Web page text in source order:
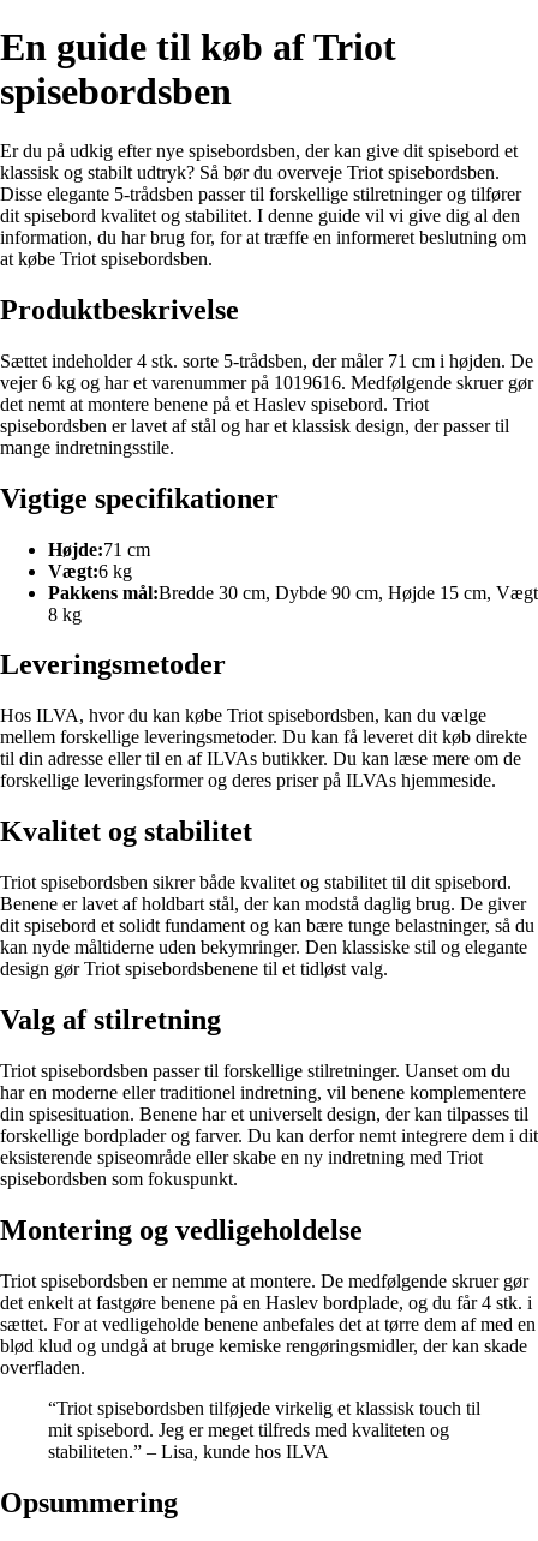
En guide til køb af Triot
spisebordsben
Er du på udkig efter nye spisebordsben, der kan give dit spisebord et
klassisk og stabilt udtryk? Så bør du overveje Triot spisebordsben.
Disse elegante 5-trådsben passer til forskellige stilretninger og tilfører
dit spisebord kvalitet og stabilitet. I denne guide vil vi give dig al den
information, du har brug for, for at træffe en informeret beslutning om
at købe Triot spisebordsben.
Produktbeskrivelse
Sættet indeholder 4 stk. sorte 5-trådsben, der måler 71 cm i højden. De
vejer 6 kg og har et varenummer på 1019616. Medfølgende skruer gør
det nemt at montere benene på et Haslev spisebord. Triot
spisebordsben er lavet af stål og har et klassisk design, der passer til
mange indretningsstile.
Vigtige specifikationer
Højde:71 cm
Vægt:6 kg
Pakkens mål:Bredde 30 cm, Dybde 90 cm, Højde 15 cm, Vægt
8 kg
Leveringsmetoder
Hos ILVA, hvor du kan købe Triot spisebordsben, kan du vælge
mellem forskellige leveringsmetoder. Du kan få leveret dit køb direkte
til din adresse eller til en af ILVAs butikker. Du kan læse mere om de
forskellige leveringsformer og deres priser på ILVAs hjemmeside.
Kvalitet og stabilitet
Triot spisebordsben sikrer både kvalitet og stabilitet til dit spisebord.
Benene er lavet af holdbart stål, der kan modstå daglig brug. De giver
dit spisebord et solidt fundament og kan bære tunge belastninger, så du
kan nyde måltiderne uden bekymringer. Den klassiske stil og elegante
design gør Triot spisebordsbenene til et tidløst valg.
Valg af stilretning
Triot spisebordsben passer til forskellige stilretninger. Uanset om du
har en moderne eller traditionel indretning, vil benene komplementere
din spisesituation. Benene har et universelt design, der kan tilpasses til
forskellige bordplader og farver. Du kan derfor nemt integrere dem i dit
eksisterende spiseområde eller skabe en ny indretning med Triot
spisebordsben som fokuspunkt.
Montering og vedligeholdelse
Triot spisebordsben er nemme at montere. De medfølgende skruer gør
det enkelt at fastgøre benene på en Haslev bordplade, og du får 4 stk. i
sættet. For at vedligeholde benene anbefales det at tørre dem af med en
blød klud og undgå at bruge kemiske rengøringsmidler, der kan skade
overfladen.
“Triot spisebordsben tilføjede virkelig et klassisk touch til
mit spisebord. Jeg er meget tilfreds med kvaliteten og
stabiliteten.” – Lisa, kunde hos ILVA
Opsummering